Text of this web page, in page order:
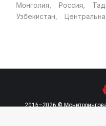
Монголия
Россия
Узбекистан
2016–2026 ©